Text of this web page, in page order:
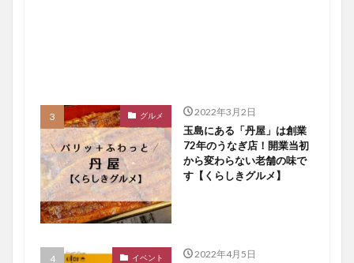
グルメ 2022年3月2日
玉島にある「丹屋」は創業
72年のうなぎ店！開業当初
から変わらない老舗の味で
す【くらしきグルメ】
イベント 2022年4月5日